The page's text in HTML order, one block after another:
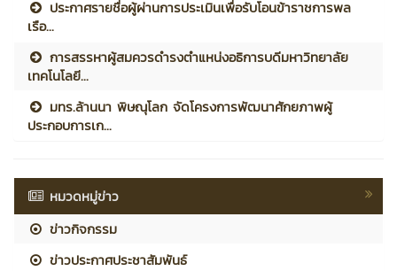
ประกาศรายชื่อผู้ผ่านการประเมินเพื่อรับโอนข้าราชการพล
เรือ...
การสรรหาผู้สมควรดำรงตำแหน่งอธิการบดีมหาวิทยาลัย
เทคโนโลยี...
มทร.ล้านนา พิษณุโลก จัดโครงการพัฒนาศักยภาพผู้
ประกอบการเก...
หมวดหมู่ข่าว
ข่าวกิจกรรม
ข่าวประกาศประชาสัมพันธ์